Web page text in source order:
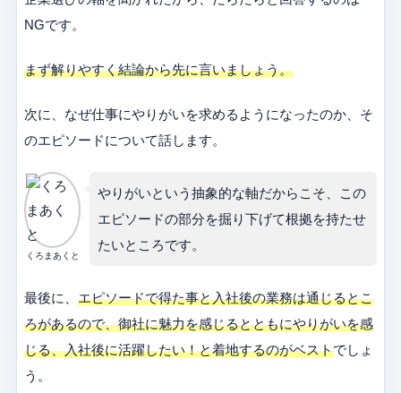
NGです。
まず解りやすく結論から先に言いましょう。
次に、なぜ仕事にやりがいを求めるようになったのか、そ
のエピソードについて話します。
くろまあくと
やりがいという抽象的な軸だからこそ、この
エピソードの部分を掘り下げて根拠を持たせ
たいところです。
最後に、 エピソードで得た事と入社後の業務は通じるとこ
ろがあるので、御社に魅力を感じるとともにやりがいを感
じる、入社後に活躍したい！と着地するのがベストでしょ
う。